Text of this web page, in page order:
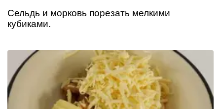
Сельдь и морковь порезать мелкими
кубиками.